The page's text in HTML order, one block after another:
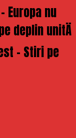
Europa nu
deplin unitÄ
– Stiri pe